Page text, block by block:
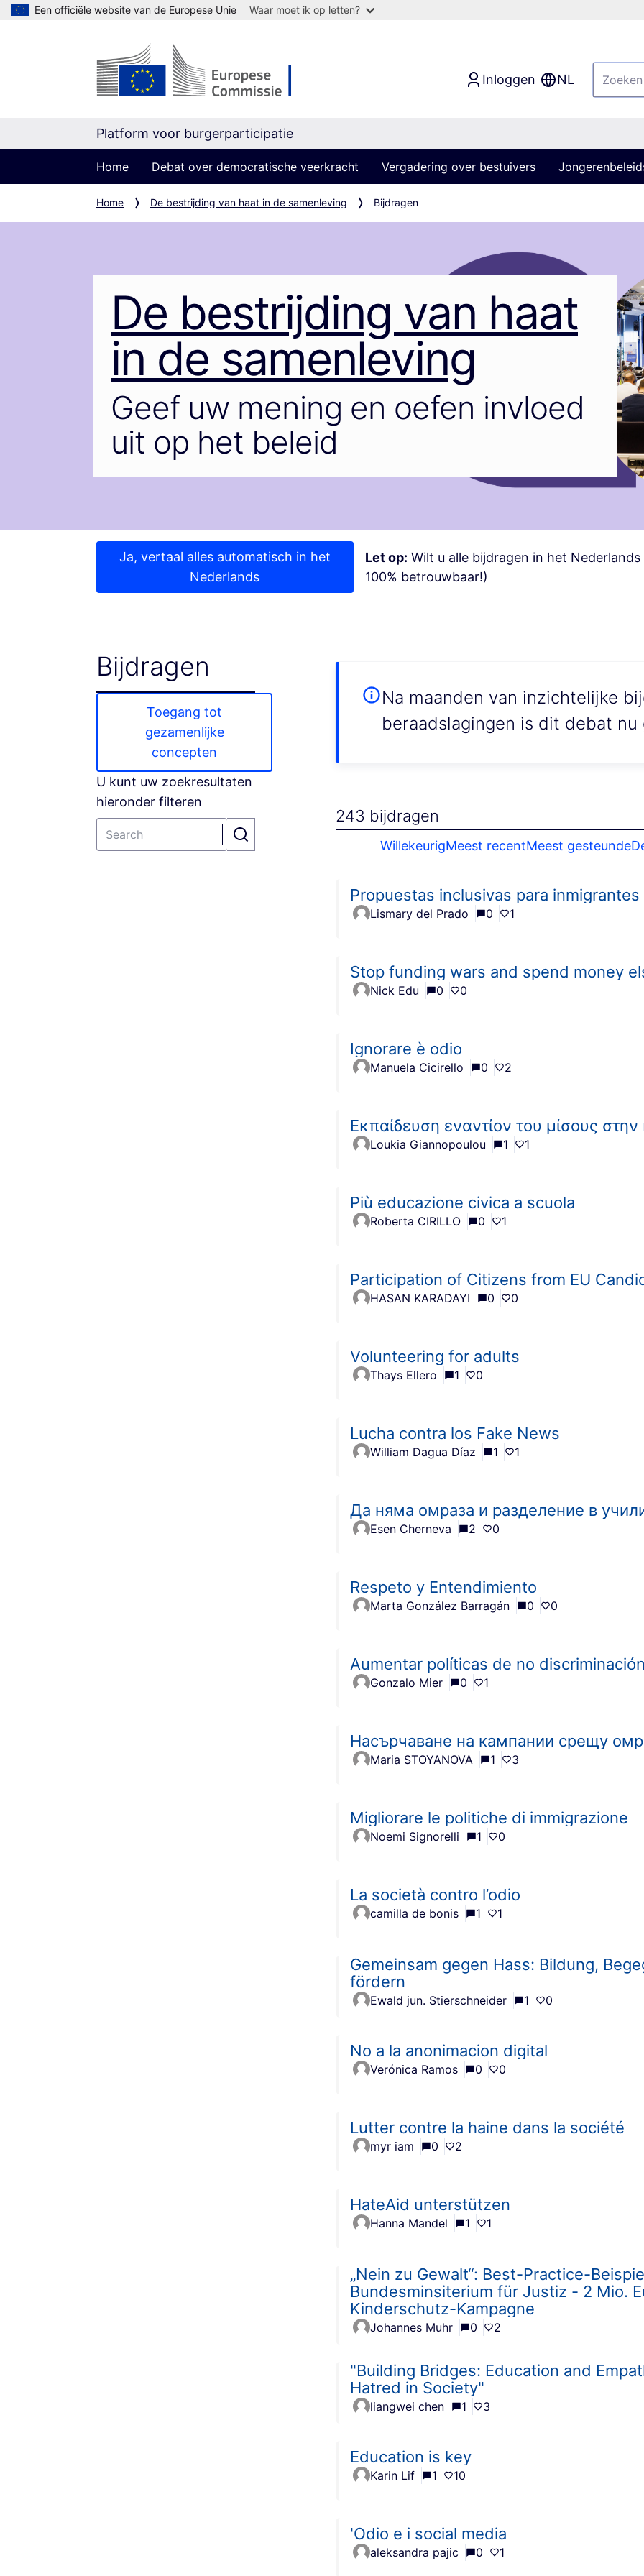
Een officiële website van de Europese Unie Waar moet ik op letten?
Inloggen NL
Platform voor burgerparticipatie
Home Debat over democratische veerkracht Vergadering over bestuivers
Home De bestrijding van haat in de samenleving Bijdragen
De bestrijding van haat
in de samenleving
Geef uw mening en oefen invloed
uit op het beleid
Ja, vertaal alles automatisch in het
Nederlands
Let op: Wilt u alle bijdragen in het
100% betrouwbaar!)
Bijdragen
Toegang tot
gezamenlijke
concepten
U kunt uw zoekresultaten
hieronder filteren
Na maanden van inzichtelijke
beraadslagingen is dit debat nu
243 bijdragen
WillekeurigMeest recentMeest gesteunde
Propuestas inclusivas para inmigrantes
Lismary del Prado 0 1
Stop funding wars and spend money
Nick Edu 0 0
Ignorare è odio
Manuela Cicirello 0 2
Εκπαίδευση εναντίον του μίσους στην
Loukia Giannopoulou 1 1
Più educazione civica a scuola
Roberta CIRILLO 0 1
Participation of Citizens from EU
HASAN KARADAYI 0 0
Volunteering for adults
Thays Ellero 1 0
Lucha contra los Fake News
William Dagua Díaz 1 1
Да няма омраза и разделение в
Esen Cherneva 2 0
Respeto y Entendimiento
Marta González Barragán 0 0
Aumentar políticas de no
Gonzalo Mier 0 1
Насърчаване на кампании срещу
Maria STOYANOVA 1 3
Migliorare le politiche di immigrazione
Noemi Signorelli 1 0
La società contro l’odio
camilla de bonis 1 1
Gemeinsam gegen Hass: Bildung,
fördern
Ewald jun. Stierschneider 1 0
No a la anonimacion digital
Verónica Ramos 0 0
Lutter contre la haine dans la société
myr iam 0 2
HateAid unterstützen
Hanna Mandel 1 1
„Nein zu Gewalt“: Best-Practice-
Bundesminsiterium für Justiz - 2 Mio.
Kinderschutz-Kampagne
Johannes Muhr 0 2
"Building Bridges: Education and
Hatred in Society"
liangwei chen 1 3
Education is key
Karin Lif 1 10
'Odio e i social media
aleksandra pajic 0 1